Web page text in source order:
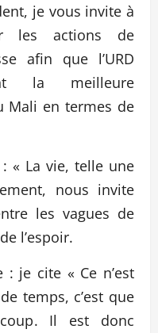
je vous invite à
les actions de
afin que l’URD
la meilleure
Mali en termes de
« La vie, telle une
nous invite
les vagues de
l’espoir.
: je cite « Ce n’est
temps, c’est que
Il est donc